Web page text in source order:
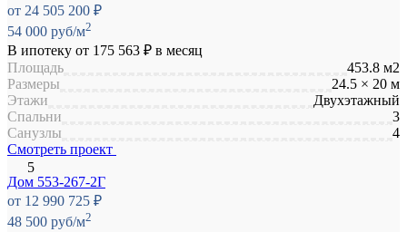
от 24 505 200 ₽
54 000 руб/м2
В ипотеку от 175 563 ₽ в месяц
Площадь
453.8 м2
Размеры
24.5 × 20 м
Этажи
Двухэтажный
Спальни
3
Санузлы
4
Смотреть проект
Дом 553-267-2Г
от 12 990 725 ₽
48 500 руб/м2